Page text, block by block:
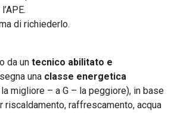
di richiederlo.
da un tecnico abilitato e
una classe energetica
migliore – a G – la peggiore), in base
riscaldamento, raffrescamento, acqua